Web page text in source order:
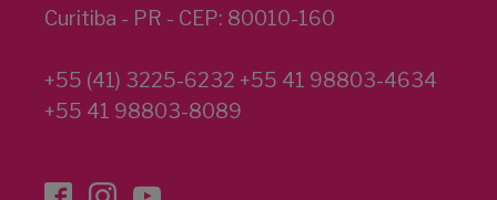
Curitiba - PR - CEP: 80010-160
+55 (41) 3225-6232 +55 41 98803-4634
+55 41 98803-8089